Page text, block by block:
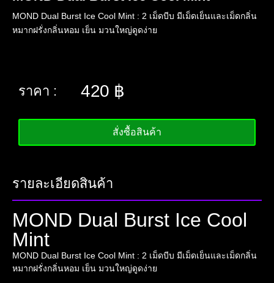
MOND Dual Burst Ice Cool Mint : 2 เม็ดบีบ มีเม็ดเย็นและเม็ดกลิ่น
หมากฝรั่งกลิ่นหอม เย็น มวนใหญ่ดูดง่าย
ราคา : 420 ฿
สั่งซื้อสินค้า
รายละเอียดสินค้า
MOND Dual Burst Ice Cool
Mint
MOND Dual Burst Ice Cool Mint : 2 เม็ดบีบ มีเม็ดเย็นและเม็ดกลิ่น
หมากฝรั่งกลิ่นหอม เย็น มวนใหญ่ดูดง่าย